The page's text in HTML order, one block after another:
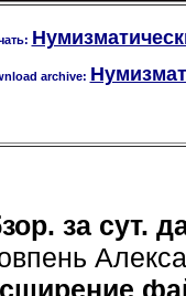
archive:
за сут.